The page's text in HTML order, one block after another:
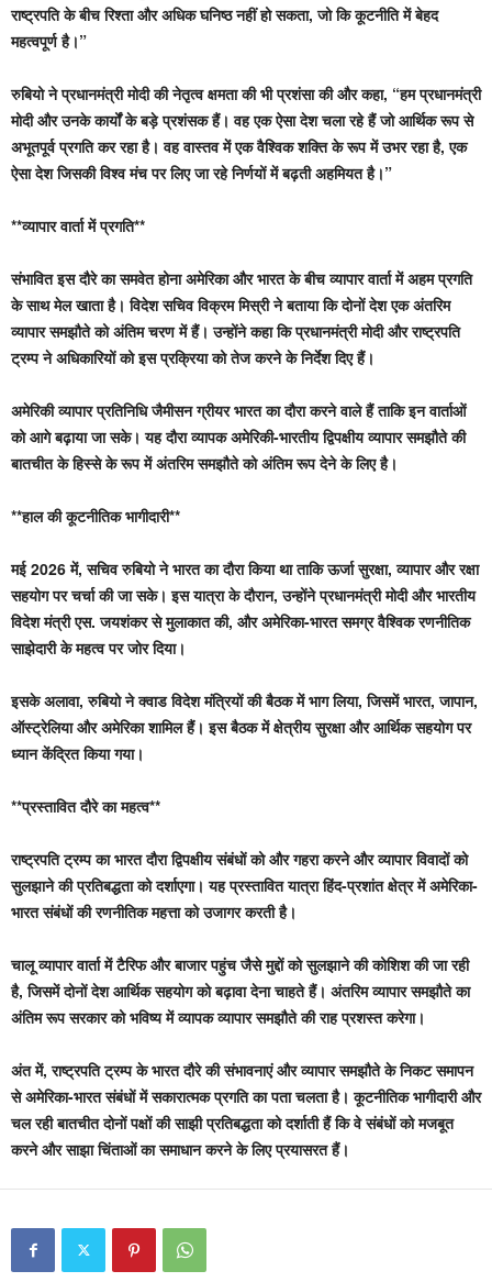
राष्ट्रपति के बीच रिश्ता और अधिक घनिष्ठ नहीं हो सकता, जो कि कूटनीति में बेहद
महत्वपूर्ण है।”
रुबियो ने प्रधानमंत्री मोदी की नेतृत्व क्षमता की भी प्रशंसा की और कहा, “हम प्रधानमंत्री
मोदी और उनके कार्यों के बड़े प्रशंसक हैं। वह एक ऐसा देश चला रहे हैं जो आर्थिक रूप से
अभूतपूर्व प्रगति कर रहा है। वह वास्तव में एक वैश्विक शक्ति के रूप में उभर रहा है, एक
ऐसा देश जिसकी विश्व मंच पर लिए जा रहे निर्णयों में बढ़ती अहमियत है।”
**व्यापार वार्ता में प्रगति**
संभावित इस दौरे का समवेत होना अमेरिका और भारत के बीच व्यापार वार्ता में अहम प्रगति
के साथ मेल खाता है। विदेश सचिव विक्रम मिस्री ने बताया कि दोनों देश एक अंतरिम
व्यापार समझौते को अंतिम चरण में हैं। उन्होंने कहा कि प्रधानमंत्री मोदी और राष्ट्रपति
ट्रम्प ने अधिकारियों को इस प्रक्रिया को तेज करने के निर्देश दिए हैं।
अमेरिकी व्यापार प्रतिनिधि जैमीसन ग्रीयर भारत का दौरा करने वाले हैं ताकि इन वार्ताओं
को आगे बढ़ाया जा सके। यह दौरा व्यापक अमेरिकी-भारतीय द्विपक्षीय व्यापार समझौते की
बातचीत के हिस्से के रूप में अंतरिम समझौते को अंतिम रूप देने के लिए है।
**हाल की कूटनीतिक भागीदारी**
मई 2026 में, सचिव रुबियो ने भारत का दौरा किया था ताकि ऊर्जा सुरक्षा, व्यापार और रक्षा
सहयोग पर चर्चा की जा सके। इस यात्रा के दौरान, उन्होंने प्रधानमंत्री मोदी और भारतीय
विदेश मंत्री एस. जयशंकर से मुलाकात की, और अमेरिका-भारत समग्र वैश्विक रणनीतिक
साझेदारी के महत्व पर जोर दिया।
इसके अलावा, रुबियो ने क्वाड विदेश मंत्रियों की बैठक में भाग लिया, जिसमें भारत, जापान,
ऑस्ट्रेलिया और अमेरिका शामिल हैं। इस बैठक में क्षेत्रीय सुरक्षा और आर्थिक सहयोग पर
ध्यान केंद्रित किया गया।
**प्रस्तावित दौरे का महत्व**
राष्ट्रपति ट्रम्प का भारत दौरा द्विपक्षीय संबंधों को और गहरा करने और व्यापार विवादों को
सुलझाने की प्रतिबद्धता को दर्शाएगा। यह प्रस्तावित यात्रा हिंद-प्रशांत क्षेत्र में अमेरिका-
भारत संबंधों की रणनीतिक महत्ता को उजागर करती है।
चालू व्यापार वार्ता में टैरिफ और बाजार पहुंच जैसे मुद्दों को सुलझाने की कोशिश की जा रही
है, जिसमें दोनों देश आर्थिक सहयोग को बढ़ावा देना चाहते हैं। अंतरिम व्यापार समझौते का
अंतिम रूप सरकार को भविष्य में व्यापक व्यापार समझौते की राह प्रशस्त करेगा।
अंत में, राष्ट्रपति ट्रम्प के भारत दौरे की संभावनाएं और व्यापार समझौते के निकट समापन
से अमेरिका-भारत संबंधों में सकारात्मक प्रगति का पता चलता है। कूटनीतिक भागीदारी और
चल रही बातचीत दोनों पक्षों की साझी प्रतिबद्धता को दर्शाती हैं कि वे संबंधों को मजबूत
करने और साझा चिंताओं का समाधान करने के लिए प्रयासरत हैं।